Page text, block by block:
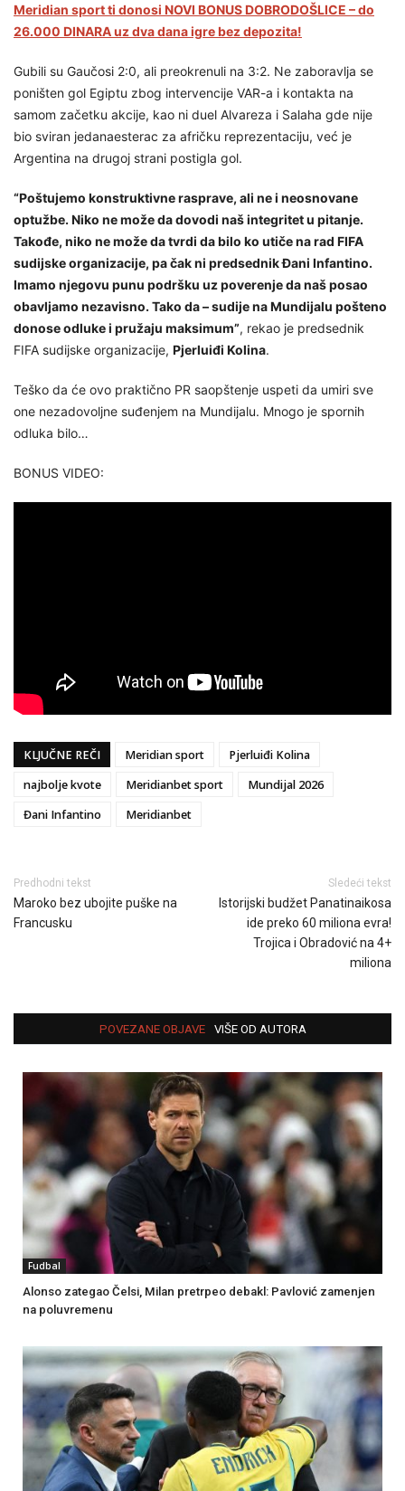
Meridian sport ti donosi NOVI BONUS DOBRODOŠLICE – do
26.000 DINARA uz dva dana igre bez depozita!
Gubili su Gaučosi 2:0, ali preokrenuli na 3:2. Ne zaboravlja se
poništen gol Egiptu zbog intervencije VAR-a i kontakta na
samom začetku akcije, kao ni duel Alvareza i Salaha gde nije
bio sviran jedanaesterac za afričku reprezentaciju, već je
Argentina na drugoj strani postigla gol.
“Poštujemo konstruktivne rasprave, ali ne i neosnovane
optužbe. Niko ne može da dovodi naš integritet u pitanje.
Takođe, niko ne može da tvrdi da bilo ko utiče na rad FIFA
sudijske organizacije, pa čak ni predsednik Đani Infantino.
Imamo njegovu punu podršku uz poverenje da naš posao
obavljamo nezavisno. Tako da – sudije na Mundijalu pošteno
donose odluke i pružaju maksimum”, rekao je predsednik
FIFA sudijske organizacije, Pjerluiđi Kolina.
Teško da će ovo praktično PR saopštenje uspeti da umiri sve
one nezadovoljne suđenjem na Mundijalu. Mnogo je spornih
odluka bilo…
BONUS VIDEO:
KLJUČNE REČI Meridian sport
Pjerluiđi Kolina
najbolje kvote
Meridianbet sport
Mundijal 2026
Đani Infantino
Meridianbet
Predhodni tekst
Maroko bez ubojite puške na
Francusku
Sledeći tekst
Istorijski budžet Panatinaikosa
ide preko 60 miliona evra!
Trojica i Obradović na 4+
miliona
POVEZANE OBJAVE VIŠE OD AUTORA
Fudbal
Alonso zategao Čelsi, Milan pretrpeo debakl: Pavlović zamenjen
na poluvremenu